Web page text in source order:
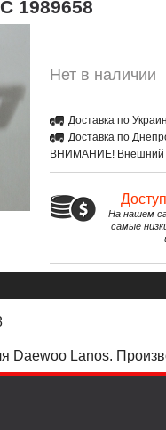
Нет в наличии
Доставка по
Доставка по
ВНИМАНИЕ! Внешний
На нашем
самые
Daewoo Lanos.